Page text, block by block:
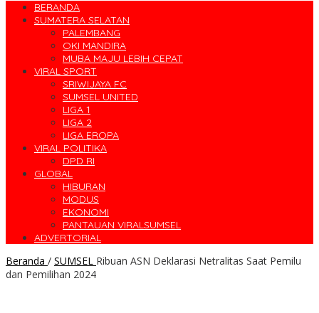
BERANDA
SUMATERA SELATAN
PALEMBANG
OKI MANDIRA
MUBA MAJU LEBIH CEPAT
VIRAL SPORT
SRIWIJAYA FC
SUMSEL UNITED
LIGA 1
LIGA 2
LIGA EROPA
VIRAL POLITIKA
DPD RI
GLOBAL
HIBURAN
MODUS
EKONOMI
PANTAUAN VIRALSUMSEL
ADVERTORIAL
Beranda / SUMSEL Ribuan ASN Deklarasi Netralitas Saat Pemilu
dan Pemilihan 2024